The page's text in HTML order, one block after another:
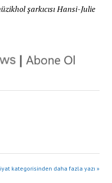
şarkıcısı Hansi-Julie
kategorisinden daha fazla yazı »